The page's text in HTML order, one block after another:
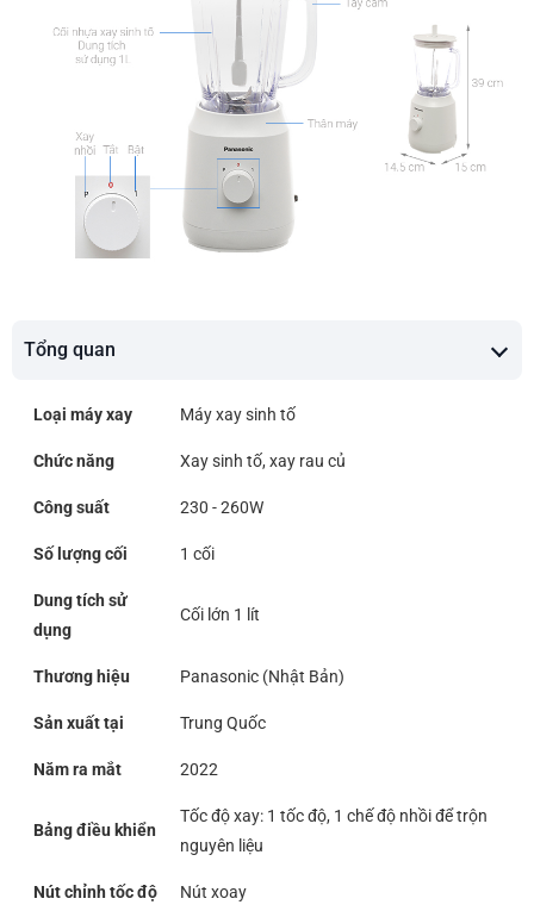
Tổng quan
Loại máy xay Máy xay sinh tố
Chức năng Xay sinh tố, xay rau củ
Công suất 230 - 260W
Số lượng cối 1 cối
Dung tích sử
dụng
Cối lớn 1 lít
Thương hiệu Panasonic (Nhật Bản)
Sản xuất tại Trung Quốc
Năm ra mắt 2022
Bảng điều khiển
Tốc độ xay: 1 tốc độ, 1 chế độ nhồi để trộn
nguyên liệu
Nút chỉnh tốc độ Nút xoay